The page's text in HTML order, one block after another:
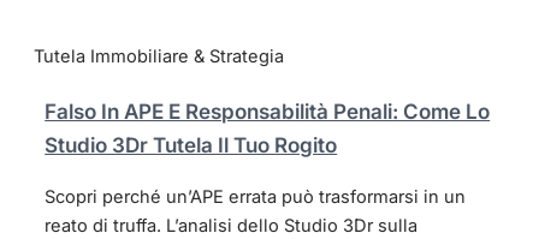
Tutela Immobiliare & Strategia
Falso In APE E Responsabilità Penali: Come Lo
Studio 3Dr Tutela Il Tuo Rogito
Scopri perché un’APE errata può trasformarsi in un
reato di truffa. L’analisi dello Studio 3Dr sulla